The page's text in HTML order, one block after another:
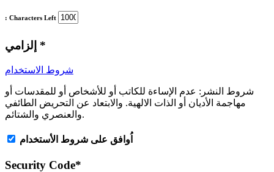
: Characters Left
*
شروط الاستخدام
شروط النشر: عدم الإساءة للكاتب أو للأشخاص أو للمقدسات أو
مهاجمة الأديان أو الذات الالهية. والابتعاد عن التحريض الطائفي
والعنصري والشتائم.
اُوافق على شروط الأستخدام
Security Code*